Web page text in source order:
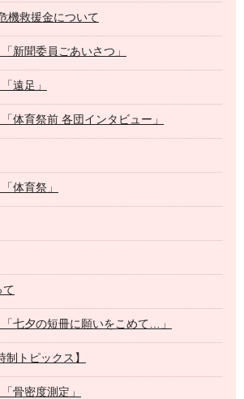
機救援金について
新聞委員ごあいさつ」
遠足」
体育祭前 各団インタビュー」
体育祭」
て
七夕の短冊に願いをこめて…」
制トピックス】
骨密度測定」